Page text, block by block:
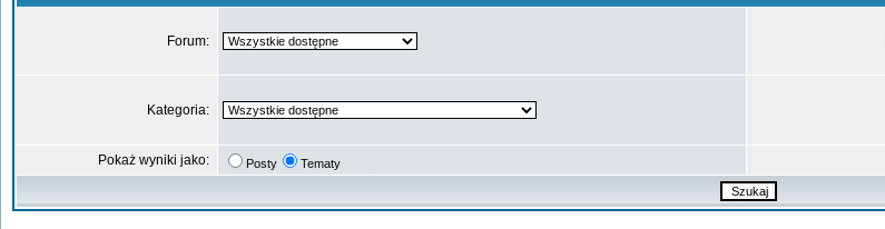
Forum:
Kategoria:
Pokaż wyniki jako: Posty Tematy